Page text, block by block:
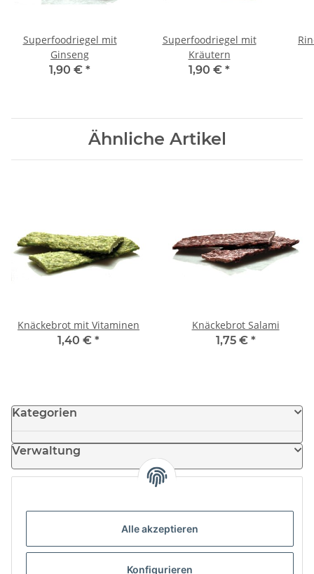
Alle akzeptieren
Konfigurieren
Superfoodriegel mit
Ginseng
1,90 € *
Superfoodriegel mit
Kräutern
1,90 € *
Ähnliche Artikel
Knäckebrot mit Vitaminen
1,40 € *
Knäckebrot Salami
1,75 € *
Kategorien
Verwaltung
News